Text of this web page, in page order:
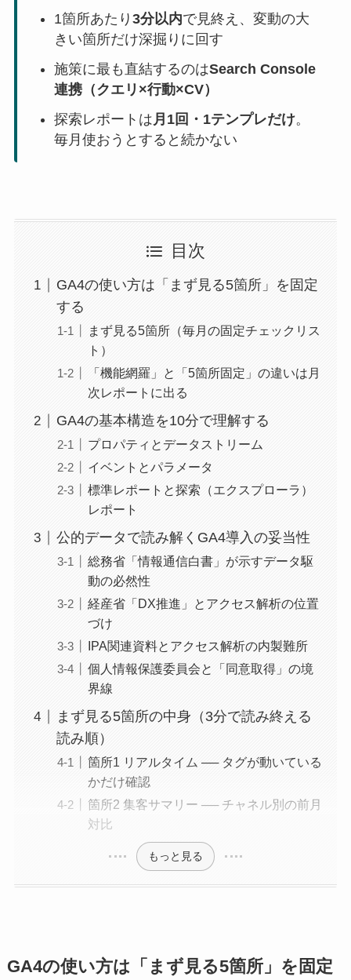
1箇所あたり 3分以内で見終え、変動の大
きい箇所だけ深掘りに回す
施策に最も直結するのはSearch Console
連携（クエリ×行動×CV）
探索レポートは月1回・1テンプレだけ。
毎月使おうとすると続かない
目次
GA4の使い方は「まず見る5箇所」を固定
する
まず見る5箇所（毎月の固定チェックリス
ト）
「機能網羅」と「5箇所固定」の違いは月
次レポートに出る
GA4の基本構造を10分で理解する
プロパティとデータストリーム
イベントとパラメータ
標準レポートと探索（エクスプローラ）
レポート
公的データで読み解くGA4導入の妥当性
総務省「情報通信白書」が示すデータ駆
動の必然性
経産省「DX推進」とアクセス解析の位置
づけ
IPA関連資料とアクセス解析の内製難所
個人情報保護委員会と「同意取得」の境
界線
まず見る5箇所の中身（3分で読み終える
読み順）
箇所1 リアルタイム ── タグが動いている
かだけ確認
箇所2 集客サマリー ── チャネル別の前月
対比
もっと見る
GA4の使い方は「まず見る5箇所」を固定